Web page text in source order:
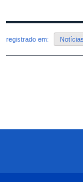
registrado em: Notícias